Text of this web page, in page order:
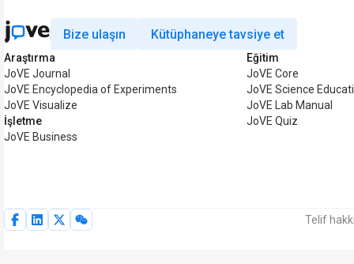
Bize ulaşın Kütüphaneye tavsiye et
Araştırma
JoVE Journal
JoVE Encyclopedia of Experiments
JoVE Visualize
İşletme
JoVE Business
Eğitim
JoVE Core
JoVE Science
JoVE Lab Manual
JoVE Quiz
Telif